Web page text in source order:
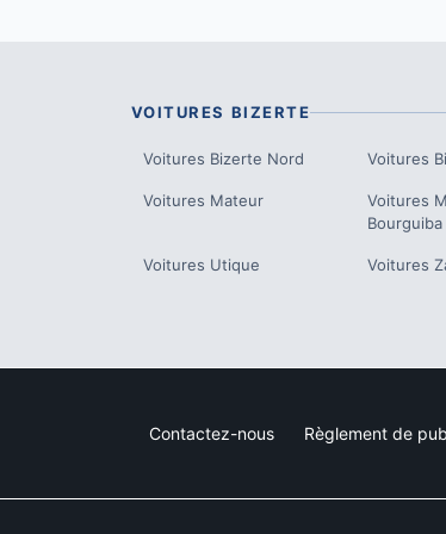
VOITURES BIZERTE
Voitures Bizerte Nord Voitures
Voitures Mateur Voitures
Bourguiba
Voitures Utique Voitures
Contactez-nous Règlement de